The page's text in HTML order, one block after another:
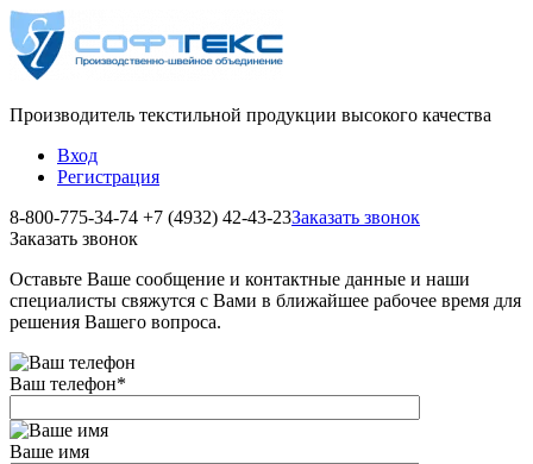
Производитель текстильной продукции высокого качества
Вход
Регистрация
8-800-775-34-74 +7 (4932) 42-43-23Заказать звонок
Заказать звонок
Оставьте Ваше сообщение и контактные данные и наши
специалисты свяжутся с Вами в ближайшее рабочее время для
решения Вашего вопроса.
Ваш телефон*
Ваше имя